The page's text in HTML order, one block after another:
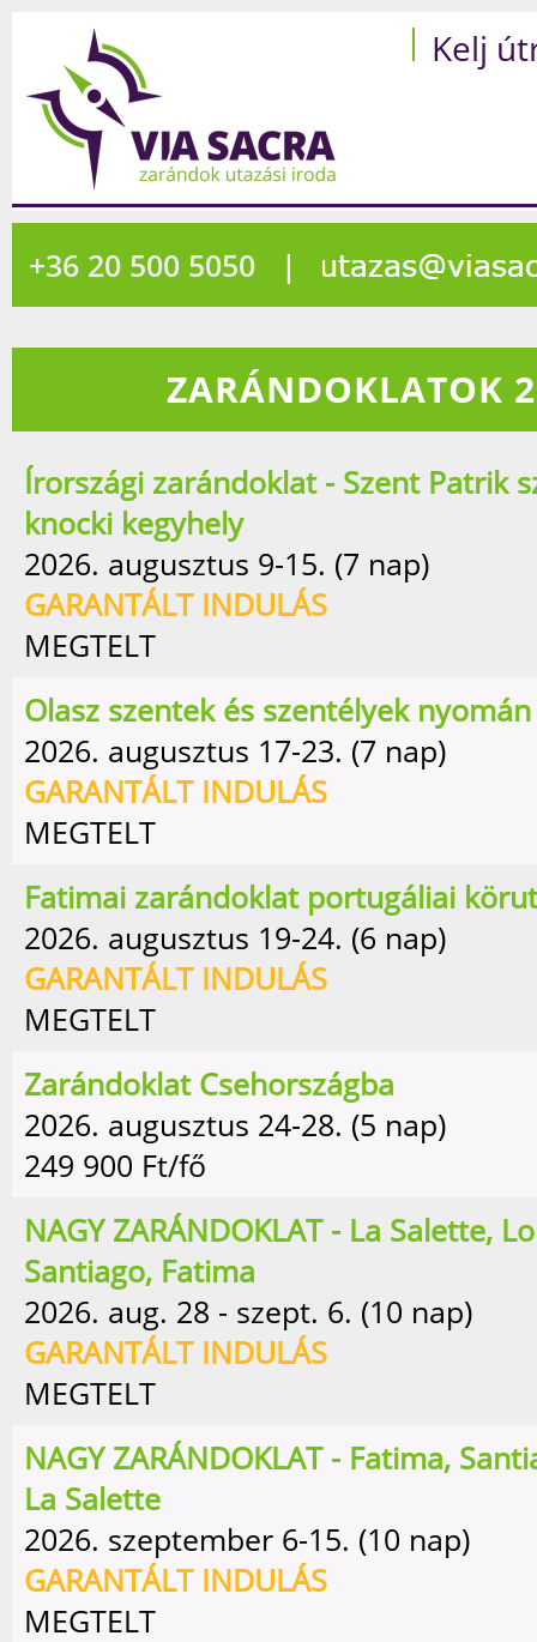
Kelj
+36 20 500 5050 |
ZARÁNDOKLATOK
Írországi zarándoklat - Szent Patrik
knocki kegyhely
2026. augusztus 9-15. (7 nap)
GARANTÁLT INDULÁS
MEGTELT
Olasz szentek és szentélyek nyomán
2026. augusztus 17-23. (7 nap)
GARANTÁLT INDULÁS
MEGTELT
Fatimai zarándoklat portugáliai
2026. augusztus 19-24. (6 nap)
GARANTÁLT INDULÁS
MEGTELT
Zarándoklat Csehországba
2026. augusztus 24-28. (5 nap)
249 900 Ft/fő
NAGY ZARÁNDOKLAT - La Salette,
Santiago, Fatima
2026. aug. 28 - szept. 6. (10 nap)
GARANTÁLT INDULÁS
MEGTELT
NAGY ZARÁNDOKLAT - Fatima,
La Salette
2026. szeptember 6-15. (10 nap)
GARANTÁLT INDULÁS
MEGTELT